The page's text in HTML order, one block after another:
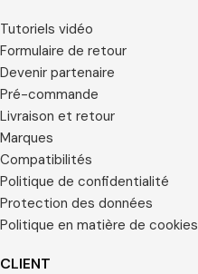
Tutoriels vidéo
Formulaire de retour
Devenir partenaire
Pré-commande
Livraison et retour
Marques
Compatibilités
Politique de confidentialité
Protection des données
Politique en matière de cookies
CLIENT